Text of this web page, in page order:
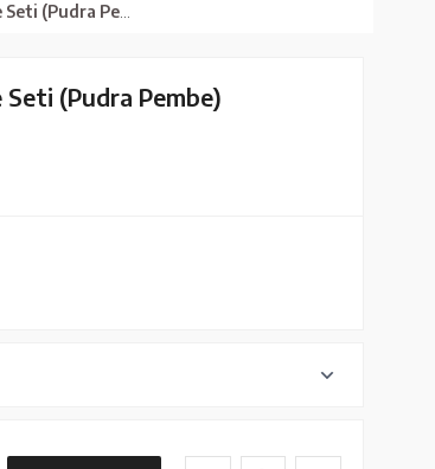
(Pudra Pembe)
Seti (Pudra Pembe)